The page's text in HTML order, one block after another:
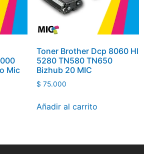
Mic
Toner Brother Dcp 8060 Hl
5280 TN580 TN650
Bizhub 20 MIC
$ 75.000
Añadir al carrito